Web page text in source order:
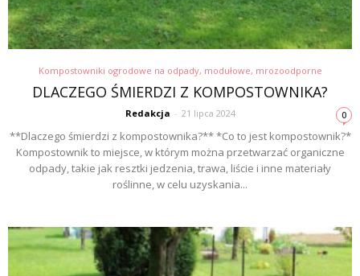
Kompostowniki ogrodowe na odpady, modułowe, mrozoodporne
DLACZEGO ŚMIERDZI Z KOMPOSTOWNIKA?
Redakcja - 21 lipca 2024 0
**Dlaczego śmierdzi z kompostownika?** *Co to jest kompostownik?*
Kompostownik to miejsce, w którym można przetwarzać organiczne
odpady, takie jak resztki jedzenia, trawa, liście i inne materiały
roślinne, w celu uzyskania...